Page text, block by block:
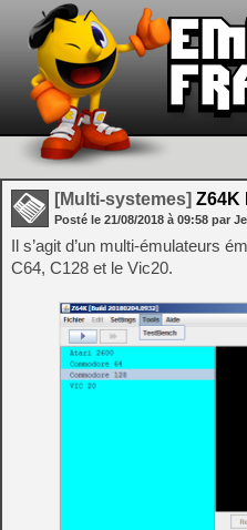
[Multi-systemes] Z64K
Posté le 21/08/2018 à 09:58 par
Il s’agit d’un multi-émulateurs
C64, C128 et le Vic20.